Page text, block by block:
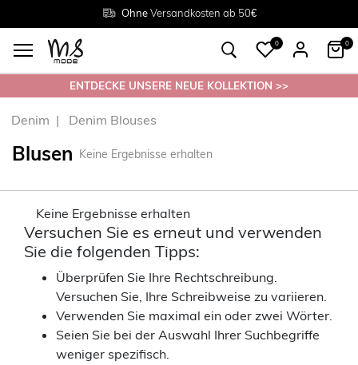
OhneVersandkosten ab 50€
Grösse38 - 54
Rückgabe innerhalb 30 Tagen
0 0
ENTDECKE UNSERE NEUE KOLLEKTION >>
Denim Denim Blouses
Blusen Keine Ergebnisse erhalten
Keine Ergebnisse erhalten
Versuchen Sie es erneut und verwenden
Sie die folgenden Tipps:
Überprüfen Sie Ihre Rechtschreibung.
Versuchen Sie, Ihre Schreibweise zu variieren.
Verwenden Sie maximal ein oder zwei Wörter.
Seien Sie bei der Auswahl Ihrer Suchbegriffe
weniger spezifisch.